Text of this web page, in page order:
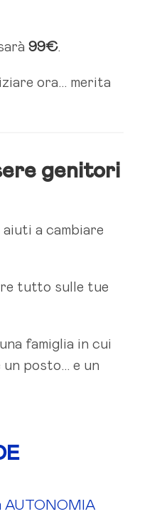
99€.
ora… merita
genitori
a cambiare
tutto sulle tue
famiglia in cui
un posto… e un
AUTONOMIA